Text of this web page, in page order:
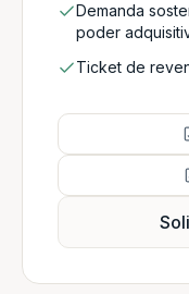
Demanda
poder
Ticket de